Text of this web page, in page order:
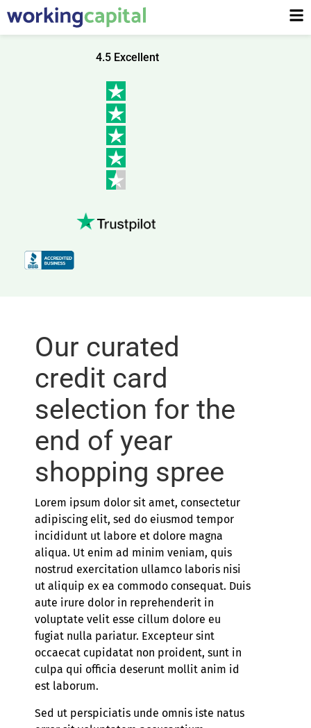
4.5 Excellent
Our curated
credit card
selection for the
end of year
shopping spree
Lorem ipsum dolor sit amet, consectetur
adipiscing elit, sed do eiusmod tempor
incididunt ut labore et dolore magna
aliqua. Ut enim ad minim veniam, quis
nostrud exercitation ullamco laboris nisi
ut aliquip ex ea commodo consequat. Duis
aute irure dolor in reprehenderit in
voluptate velit esse cillum dolore eu
fugiat nulla pariatur. Excepteur sint
occaecat cupidatat non proident, sunt in
culpa qui officia deserunt mollit anim id
est laborum.
Sed ut perspiciatis unde omnis iste natus